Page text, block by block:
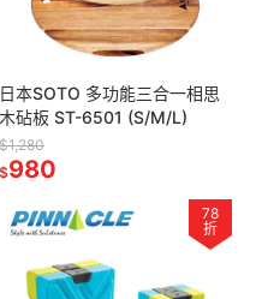
日本SOTO 多功能三合一相思
木砧板 ST-6501 (S/M/L)
$1,280
$980
78
折